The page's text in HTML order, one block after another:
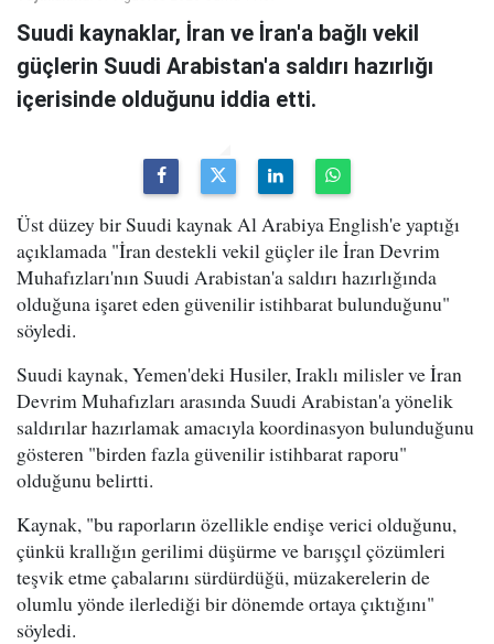
Suudi kaynaklar, İran ve İran'a bağlı vekil
güçlerin Suudi Arabistan'a saldırı hazırlığı
içerisinde olduğunu iddia etti.
Üst düzey bir Suudi kaynak Al Arabiya English'e yaptığı
açıklamada "İran destekli vekil güçler ile İran Devrim
Muhafızları'nın Suudi Arabistan'a saldırı hazırlığında
olduğuna işaret eden güvenilir istihbarat bulunduğunu"
söyledi.
Suudi kaynak, Yemen'deki Husiler, Iraklı milisler ve İran
Devrim Muhafızları arasında Suudi Arabistan'a yönelik
saldırılar hazırlamak amacıyla koordinasyon bulunduğunu
gösteren "birden fazla güvenilir istihbarat raporu"
olduğunu belirtti.
Kaynak, "bu raporların özellikle endişe verici olduğunu,
çünkü krallığın gerilimi düşürme ve barışçıl çözümleri
teşvik etme çabalarını sürdürdüğü, müzakerelerin de
olumlu yönde ilerlediği bir dönemde ortaya çıktığını"
söyledi.